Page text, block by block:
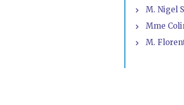
M. Nigel
Mme
M.